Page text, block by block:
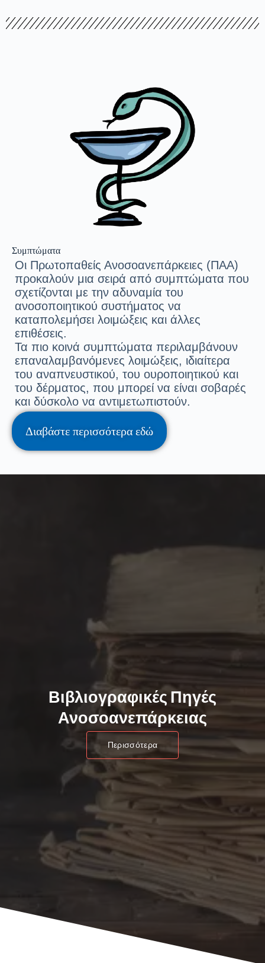
Συμπτώματα
Οι Πρωτοπαθείς Ανοσοανεπάρκειες (ΠΑΑ)
προκαλούν μια σειρά από συμπτώματα που
σχετίζονται με την αδυναμία του
ανοσοποιητικού συστήματος να
καταπολεμήσει λοιμώξεις και άλλες
επιθέσεις.
Τα πιο κοινά συμπτώματα περιλαμβάνουν
επαναλαμβανόμενες λοιμώξεις, ιδιαίτερα
του αναπνευστικού, του ουροποιητικού και
του δέρματος, που μπορεί να είναι σοβαρές
και δύσκολο να αντιμετωπιστούν.
Διαβάστε περισσότερα εδώ
Βιβλιογραφικές Πηγές
Ανοσοανεπάρκειας
Περισσότερα